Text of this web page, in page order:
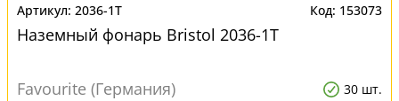
2036-1T 153073
Наземный фонарь Bristol 2036-1T
Favourite (Германия) 30 шт.